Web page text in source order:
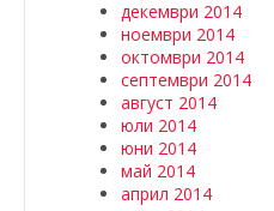
декември 2014
ноември 2014
октомври 2014
септември 2014
август 2014
юли 2014
юни 2014
май 2014
април 2014